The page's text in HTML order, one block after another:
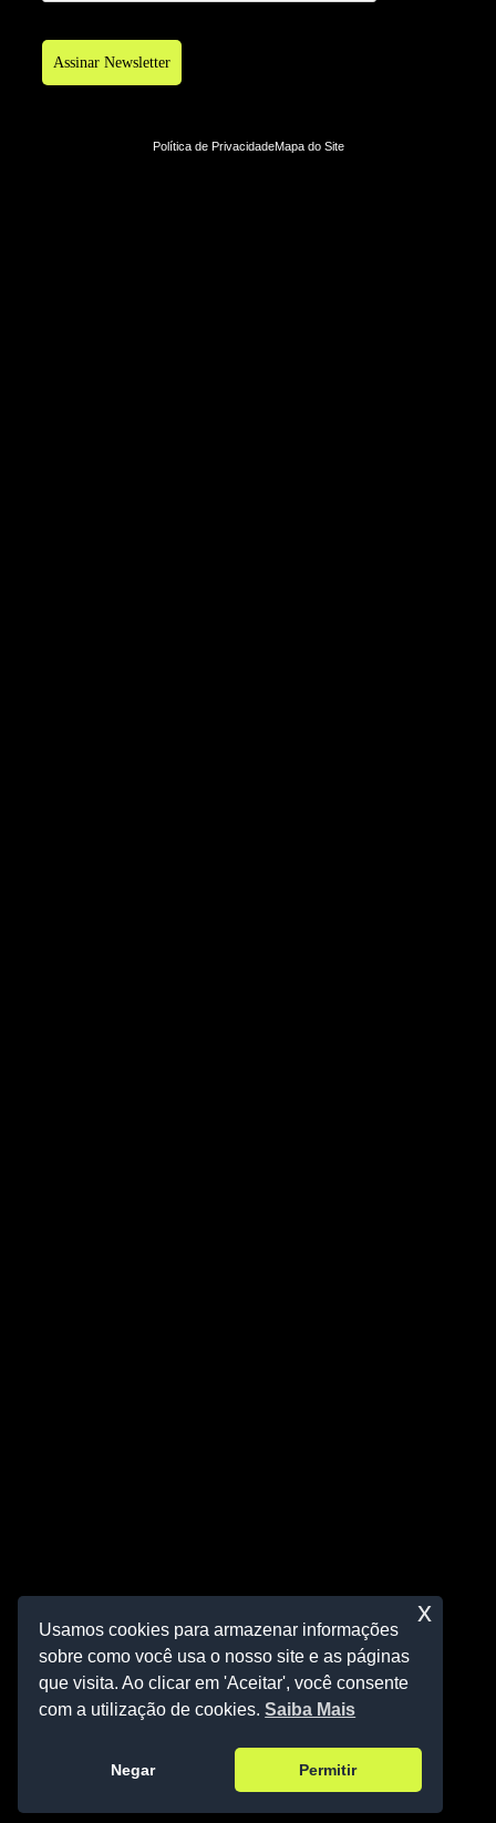
Assinar Newsletter
Política de PrivacidadeMapa do Site
Usamos cookies para armazenar informações
sobre como você usa o nosso site e as páginas
que visita. Ao clicar em 'Aceitar', você consente
com a utilização de cookies.Saiba Mais
Negar Permitir
x